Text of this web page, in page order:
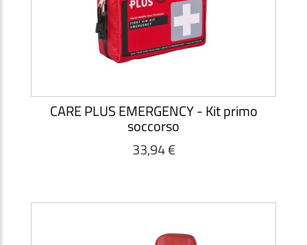
CARE PLUS EMERGENCY - Kit primo
soccorso
33,94 €